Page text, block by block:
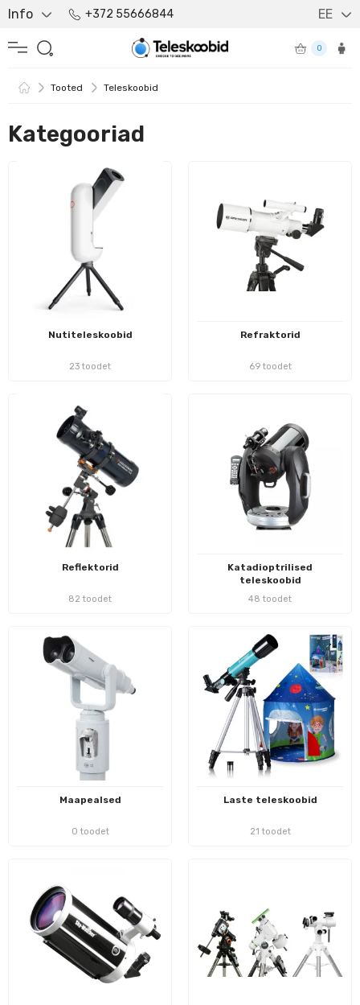
Info +372 55666844 EE
0
Tooted Teleskoobid
Kategooriad
Nutiteleskoobid
23 toodet
Refraktorid
69 toodet
Reflektorid
82 toodet
Katadioptrilised
teleskoobid
48 toodet
Maapealsed
0 toodet
Laste teleskoobid
21 toodet